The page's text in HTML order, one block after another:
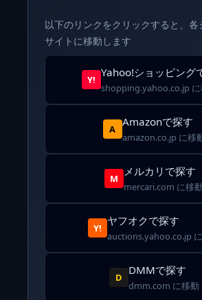
以下のリンクをクリックすると、
サイトに移動します
Y!
Yahoo!ショッピング
shopping.yahoo.co.jp に
A
Amazonで探す
amazon.co.jp に移
M
メルカリで探す
mercari.com に移動
Y!
ヤフオクで探す
auctions.yahoo.co.jp
D
DMMで探す
dmm.com に移動